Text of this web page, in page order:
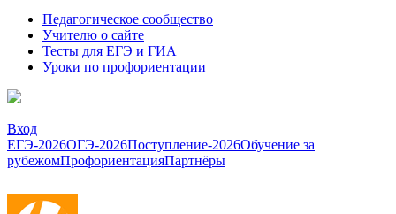
Педагогическое сообщество
Учителю о сайте
Тесты для ЕГЭ и ГИА
Уроки по профориентации
Вход
ЕГЭ-2026ОГЭ-2026Поступление-2026Обучение за
рубежомПрофориентацияПартнёры